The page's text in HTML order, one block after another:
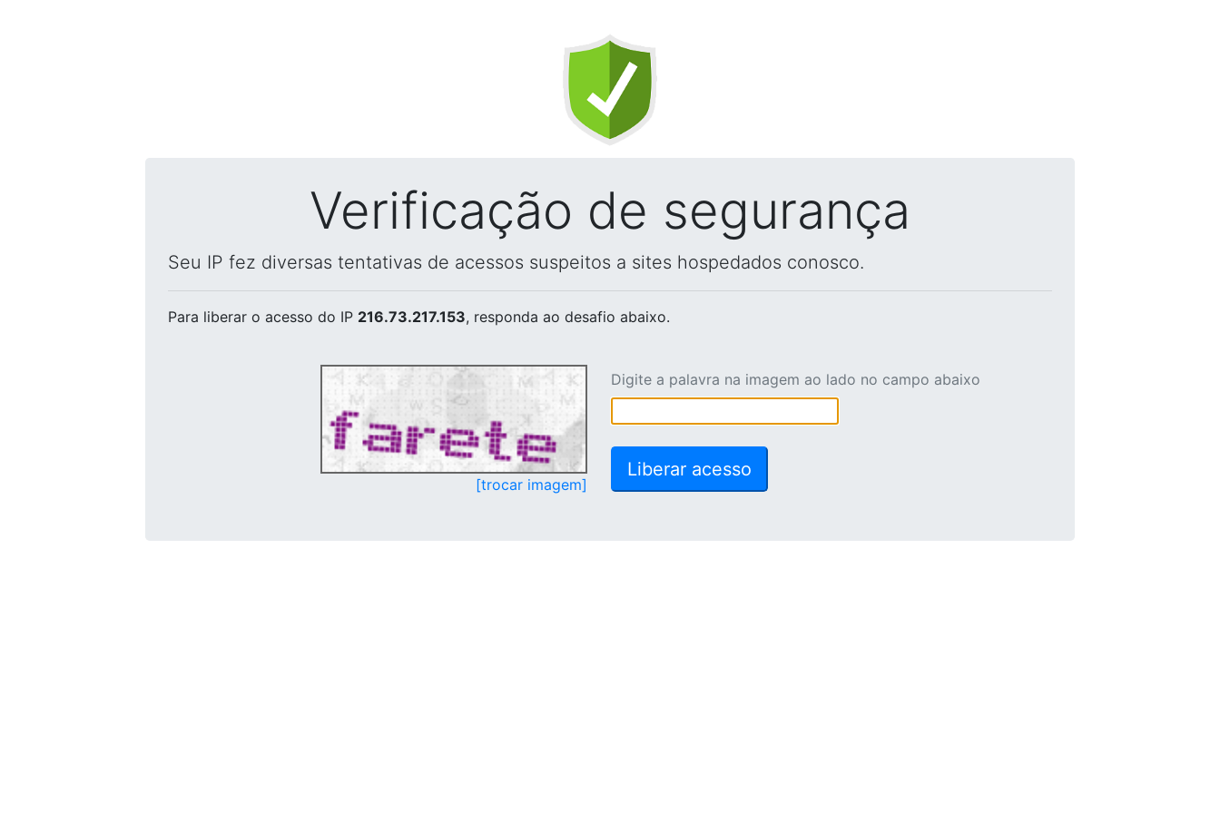
Verificação de segurança
Seu IP fez diversas tentativas de acessos suspeitos a sites hospedados conosco.
Para liberar o acesso do IP 216.73.217.153, responda ao desafio abaixo.
[trocar imagem]
Digite a palavra na imagem ao lado no campo abaixo